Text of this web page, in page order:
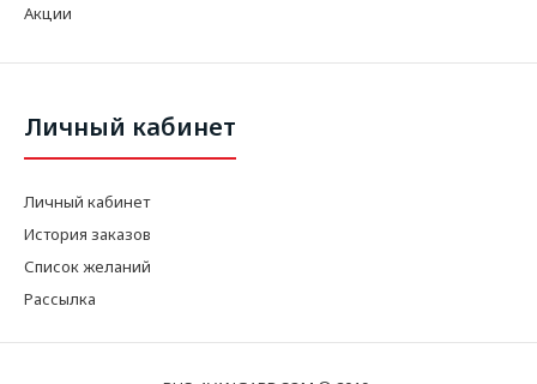
Акции
Личный кабинет
Личный кабинет
История заказов
Список желаний
Рассылка